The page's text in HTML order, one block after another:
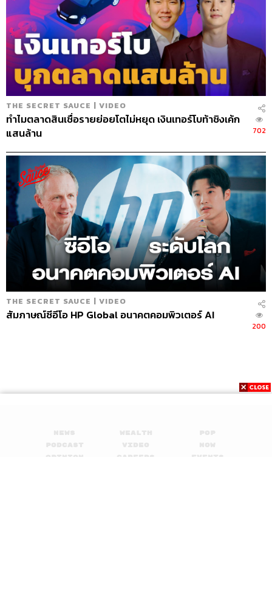
THE SECRET SAUCE | VIDEO
ทำไมตลาดสินเชื่อรายย่อยโตไม่หยุด เงินเทอร์โบท้าชิงเค้ก
แสนล้าน
702
THE SECRET SAUCE | VIDEO
สัมภาษณ์ซีอีโอ HP Global อนาคตคอมพิวเตอร์ AI
200
Opinion
Careers
Events